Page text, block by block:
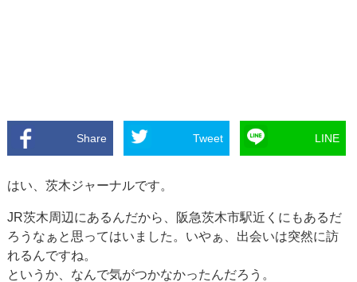
Share Tweet LINE
はい、茨木ジャーナルです。
JR茨木周辺にあるんだから、阪急茨木市駅近くにもあるだ
ろうなぁと思ってはいました。いやぁ、出会いは突然に訪
れるんですね。
というか、なんで気がつかなかったんだろう。